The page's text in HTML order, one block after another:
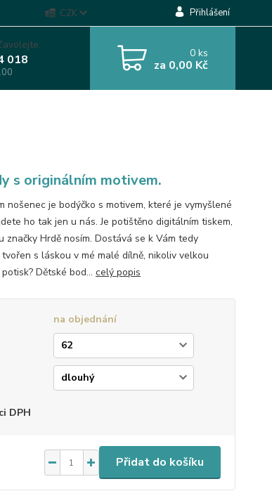
CZK Přihlášení
018 0ks
za 0,00 Kč
s originálním motivem.
nošenec je bodýčko s motivem, které je vymyšlené
ho tak jen u nás. Je potištěno digitálním tiskem,
značky Hrdě nosím. Dostává se k Vám tedy
s láskou v mé malé dílně, nikoliv velkou
Dětské bod... celý popis
na objednání
DPH
Přidat do košíku